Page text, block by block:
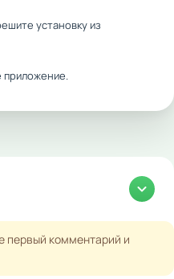
установку из
приложение.
первый комментарий и